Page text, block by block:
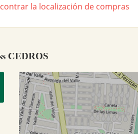
la localización de compras
CEDROS